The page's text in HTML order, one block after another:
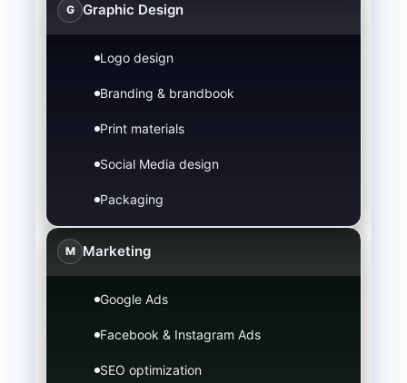
G Graphic Design
Logo design
Branding & brandbook
Print materials
Social Media design
Packaging
M Marketing
Google Ads
Facebook & Instagram Ads
SEO optimization